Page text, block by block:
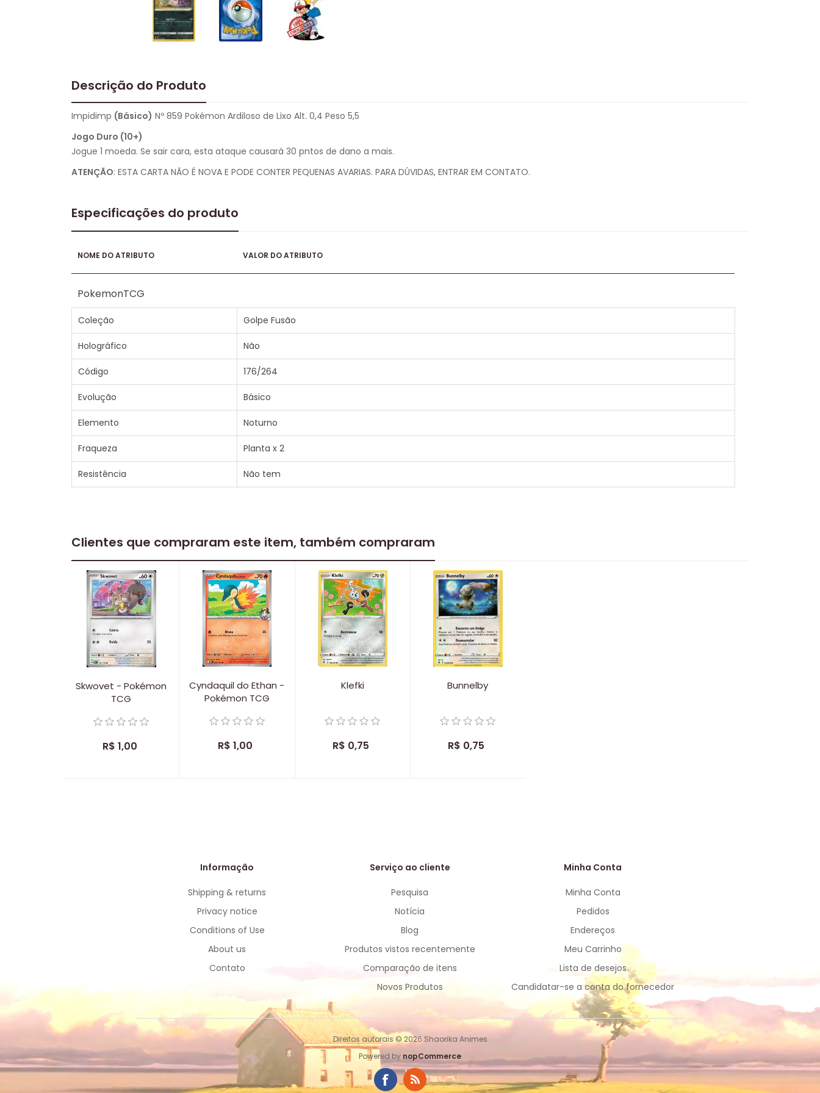
Descrição do Produto
Impidimp (Básico) Nº 859 Pokémon Ardiloso de Lixo Alt. 0,4 Peso 5,5
Jogo Duro (10+)
Jogue 1 moeda. Se sair cara, esta ataque causará 30 pntos de dano a mais.
ATENÇÃO: ESTA CARTA NÃO É NOVA E PODE CONTER PEQUENAS AVARIAS. PARA DÚVIDAS, ENTRAR EM CONTATO.
Especificações do produto
NOME DO ATRIBUTO VALOR DO ATRIBUTO
PokemonTCG
Coleção Golpe Fusão
Holográfico Não
Código 176/264
Evolução Básico
Elemento Noturno
Fraqueza Planta x 2
Resistência Não tem
Clientes que compraram este item, também compraram
Skwovet - Pokémon
TCG
R$ 1,00
Cyndaquil do Ethan -
Pokémon TCG
R$ 1,00
Klefki
R$ 0,75
Bunnelby
R$ 0,75
Informação
Shipping & returns
Privacy notice
Conditions of Use
About us
Contato
Serviço ao cliente
Pesquisa
Notícia
Blog
Produtos vistos recentemente
Comparação de itens
Novos Produtos
Minha Conta
Minha Conta
Pedidos
Endereços
Meu Carrinho
Lista de desejos
Candidatar-se a conta do fornecedor
Direitos autorais © 2026 Shaorika Animes
Powered by nopCommerce